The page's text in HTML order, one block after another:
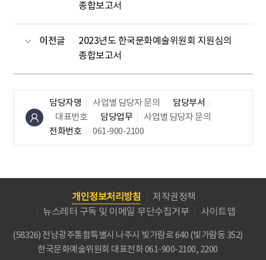
종합보고서
이전글
2023년도 한국문화예술위원회 지원심의
종합보고서
담당자명 사업별 담당자 문의
담당부서
대표번호
담당업무
사업별 담당자 문의
전화번호
061-900-2100
개인정보처리방침
저작권정책
뉴스레터 구독 및 이메일 무단수집거부
사이트맵
(58326) 전남광주통합특별시 나주시 빛가람로 640 (빛가람동 352)
한국문화예술위원회 대표전화 061-900-2100, 2200